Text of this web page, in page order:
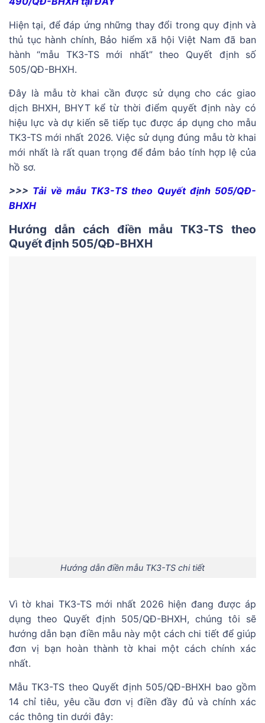
Hiện tại, để đáp ứng những thay đổi trong quy định và
thủ tục hành chính, Bảo hiểm xã hội Việt Nam đã ban
hành “mẫu TK3-TS mới nhất” theo Quyết định số
505/QĐ-BHXH.
Đây là mẫu tờ khai cần được sử dụng cho các giao
dịch BHXH, BHYT kể từ thời điểm quyết định này có
hiệu lực và dự kiến sẽ tiếp tục được áp dụng cho mẫu
TK3-TS mới nhất 2026. Việc sử dụng đúng mẫu tờ khai
mới nhất là rất quan trọng để đảm bảo tính hợp lệ của
hồ sơ.
>>> Tải về mẫu TK3-TS theo Quyết định 505/QĐ-
BHXH
Hướng dẫn cách điền mẫu TK3-TS theo
Quyết định 505/QĐ-BHXH
Hướng dẫn điền mẫu TK3-TS chi tiết
Vì tờ khai TK3-TS mới nhất 2026 hiện đang được áp
dụng theo Quyết định 505/QĐ-BHXH, chúng tôi sẽ
hướng dẫn bạn điền mẫu này một cách chi tiết để giúp
đơn vị bạn hoàn thành tờ khai một cách chính xác
nhất.
Mẫu TK3-TS theo Quyết định 505/QĐ-BHXH bao gồm
14 chỉ tiêu, yêu cầu đơn vị điền đầy đủ và chính xác
các thông tin dưới đây: